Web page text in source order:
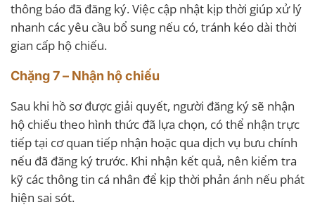
thông báo đã đăng ký. Việc cập nhật kịp thời giúp xử lý
nhanh các yêu cầu bổ sung nếu có, tránh kéo dài thời
gian cấp hộ chiếu.
Chặng 7 – Nhận hộ chiếu
Sau khi hồ sơ được giải quyết, người đăng ký sẽ nhận
hộ chiếu theo hình thức đã lựa chọn, có thể nhận trực
tiếp tại cơ quan tiếp nhận hoặc qua dịch vụ bưu chính
nếu đã đăng ký trước. Khi nhận kết quả, nên kiểm tra
kỹ các thông tin cá nhân để kịp thời phản ánh nếu phát
hiện sai sót.